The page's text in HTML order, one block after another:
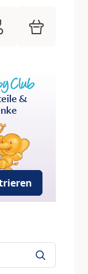
HiPP Mein Babyclub
Warenkorb
&